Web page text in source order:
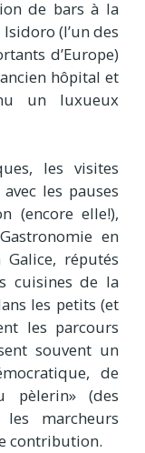
de bars à la
(l’un des
d’Europe)
hôpital et
un luxueux
les visites
les pauses
(encore elle!),
en
réputés
cuisines de la
les petits (et
les parcours
souvent un
de
pèlerin» (des
marcheurs
contribution.